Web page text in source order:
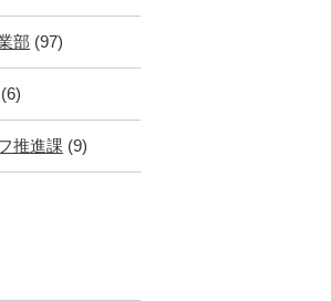
部 (97)
(6)
推進課 (9)